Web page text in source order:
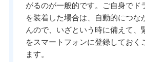
がるのが一般的です。ご自身でド
を装着した場合は、自動的につな
んので、いざという時に備えて、
をスマートフォンに登録しておく
ます。